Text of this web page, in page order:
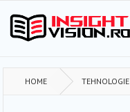
HOME TEHNOLOGIE